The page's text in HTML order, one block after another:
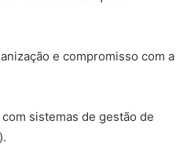
e compromisso com a
sistemas de gestão de